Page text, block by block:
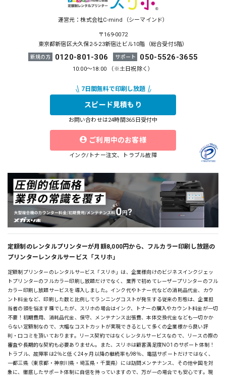
運営元：株式会社C-mind（シーマインド）
〒169-0072
東京都新宿区大久保2-5-23新宿辻ビル10階（総合受付5階）
新規の方 0120-801-306 サポート 050-5526-3655
10:00～18:00 （※土日祝除く）
スピード見積もり
お問い合わせは24時間365日受付中
ご利用中のお客様
インク/トナー注文、トラブル故障
定額制のレンタルプリンターが月額8,000円から、フルカラー印刷し放題の
プリンターレンタルサービス「スリホ」
定額制プリンターのレンタルサービス「スリホ」は、企業様向けのビジネスインクジェッ
トプリンターのフルカラー印刷し放題だけでなく、業界で初めてレーザープリンターのフル
カラー印刷し放題サービスを導入しました。インク代やトナー代などの消耗品代金、カウ
ント料金など、印刷した数と比例してランニングコストが発生する従来の形態は、企業担
当者の頭を悩ます種でしたが、スリホの場合はインク、トナーの購入やカウント料金が一切
不要！初期費用、消耗品代金、保守、メンテナンス出張費、本体交換代金なども一切かか
らない定額制なので、大幅なコストカットが実現できるとして多くの企業様から良い評
判・口コミを頂いております。リース契約ではなくレンタルサービスなので、リースの際の
審査や長期的な契約も必要ありません。また、スリホは顧客満足度NO1のサポート体制！
トラブル、故障率は2％と低く24ヶ月以降の継続率も98％、電話サポートだけではなく、
一都三県（東京都・神奈川県・埼玉県・千葉県）には訪問メンテナンス、その他全国を対
象に、徹底したサポート体制に自信を持っていますので、万が一の場合でも安心です。現